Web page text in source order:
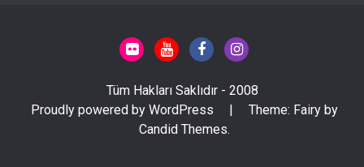
Tüm Hakları Saklıdır - 2008
Proudly powered by WordPress
|
Theme: Fairy by
Candid Themes.